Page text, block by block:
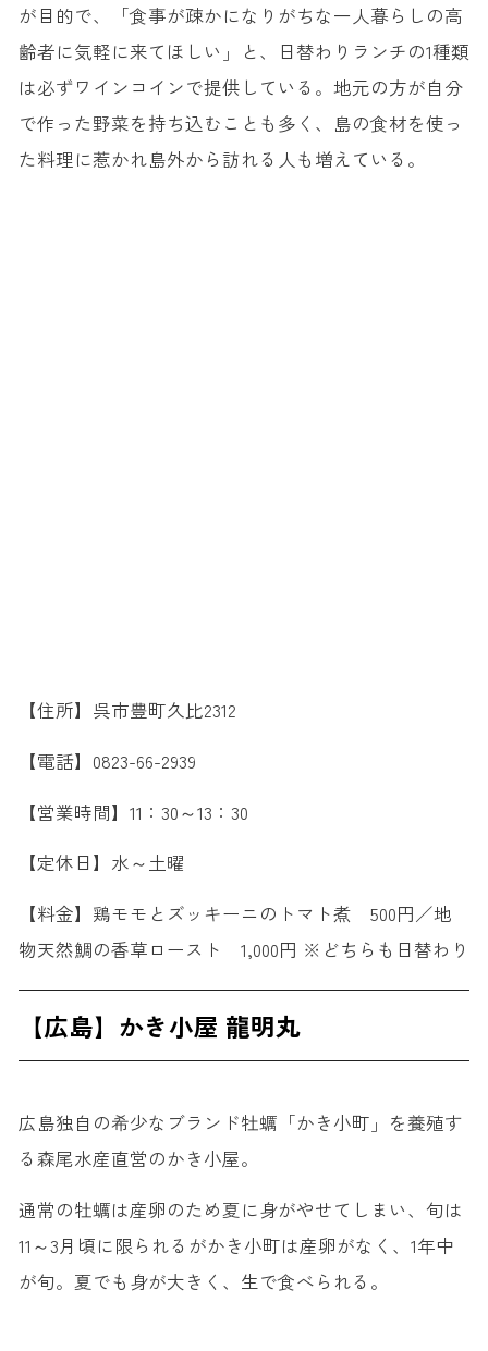
が目的で、「食事が疎かになりがちな一人暮らしの高
齢者に気軽に来てほしい」と、日替わりランチの1種類
は必ずワインコインで提供している。地元の方が自分
で作った野菜を持ち込むことも多く、島の食材を使っ
た料理に惹かれ島外から訪れる人も増えている。
【住所】呉市豊町久比2312
【電話】0823-66-2939
【営業時間】11：30～13：30
【定休日】水～土曜
【料金】鶏モモとズッキーニのトマト煮 500円／地
物天然鯛の香草ロースト 1,000円 ※どちらも日替わり
【広島】かき小屋 龍明丸
広島独自の希少なブランド牡蠣「かき小町」を養殖す
る森尾水産直営のかき小屋。
通常の牡蠣は産卵のため夏に身がやせてしまい、旬は
11～3月頃に限られるがかき小町は産卵がなく、1年中
が旬。夏でも身が大きく、生で食べられる。